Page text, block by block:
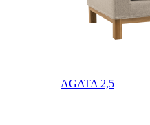
AGATA 2,5